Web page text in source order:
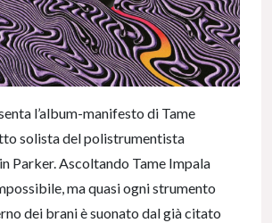
l’album-manifesto di Tame
solista del polistrumentista
Parker. Ascoltando Tame Impala
ma quasi ogni strumento
dei brani è suonato dal già citato